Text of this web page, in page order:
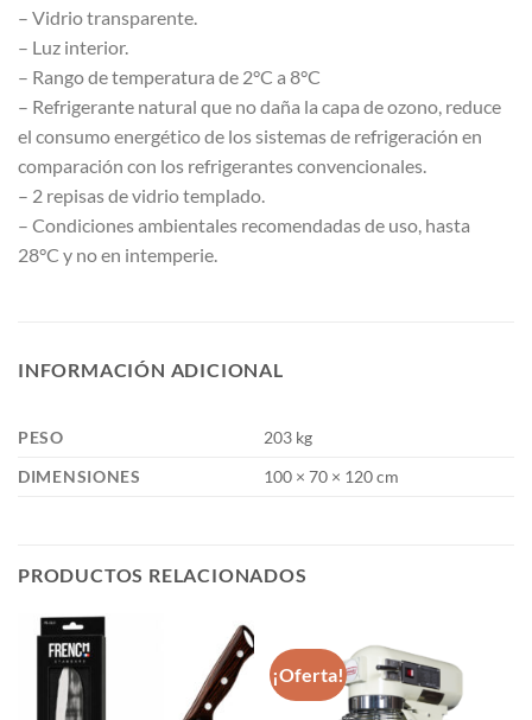
– Vidrio transparente.
– Luz interior.
– Rango de temperatura de 2°C a 8°C
– Refrigerante natural que no daña la capa de ozono, reduce
el consumo energético de los sistemas de refrigeración en
comparación con los refrigerantes convencionales.
– 2 repisas de vidrio templado.
– Condiciones ambientales recomendadas de uso, hasta
28°C y no en intemperie.
INFORMACIÓN ADICIONAL
PESO
203 kg
DIMENSIONES
100 × 70 × 120 cm
PRODUCTOS RELACIONADOS
¡Oferta!